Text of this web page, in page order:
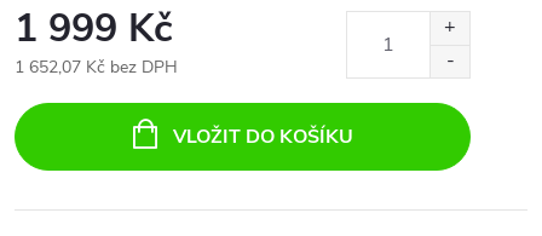
1 999 Kč
1 652,07 Kč bez DPH
cena:
VLOŽIT DO KOŠÍKU